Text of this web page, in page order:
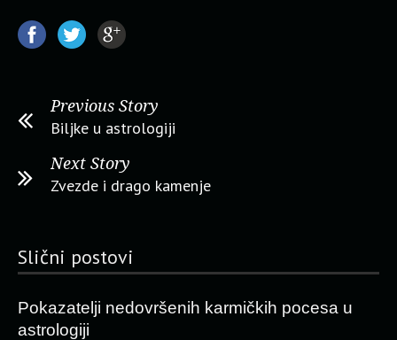
Previous Story
Biljke u astrologiji
Next Story
Zvezde i drago kamenje
Slični postovi
Pokazatelji nedovršenih karmičkih pocesa u
astrologiji